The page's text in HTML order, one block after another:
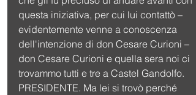
questa iniziativa, per cui lui contattò –
evidentemente venne a conoscenza
dell'intenzione di don Cesare Curioni –
don Cesare Curioni e quella sera noi ci
trovammo tutti e tre a Castel Gandolfo.
PRESIDENTE. Ma lei si trovò perché